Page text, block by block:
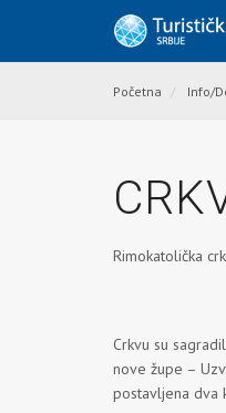
Početna Info/
Rimokatolička
Crkvu su
nove župe –
postavljena dva